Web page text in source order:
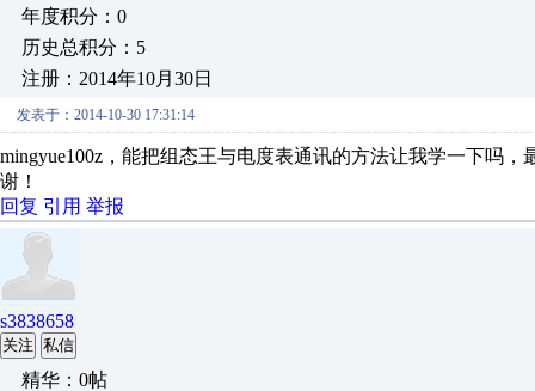
年度积分：0
历史总积分：5
注册：2014年10月30日
发表于：2014-10-30 17:31:14
mingyue100z，能把组态王与电度表通讯的方法让我学一下吗
谢！
回复 引用 举报
s3838658
关注 私信
精华：0帖